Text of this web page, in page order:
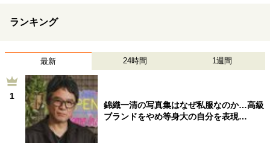
ランキング
最新 24時間 1週間
1
錦織一清の写真集はなぜ私服なのか…高級
ブランドをやめ等身大の自分を表現…